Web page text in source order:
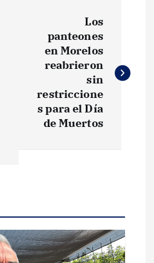
Los
panteones
en Morelos
reabrieron
sin
restriccione
s para el Día
de Muertos